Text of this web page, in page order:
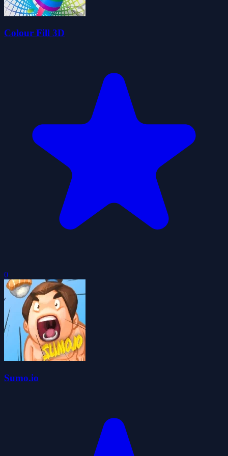
Colour Fill 3D
0
Sumo.io